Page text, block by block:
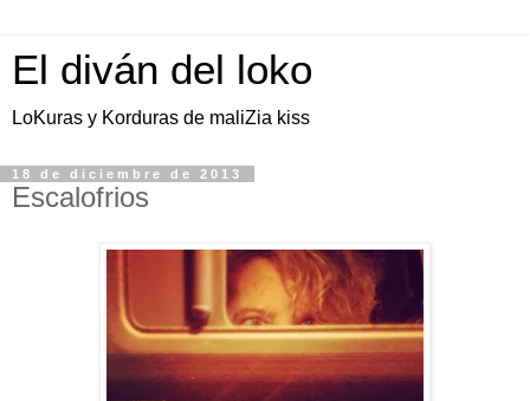
El diván del loko
LoKuras y Korduras de maliZia kiss
18 de diciembre de 2013
Escalofrios